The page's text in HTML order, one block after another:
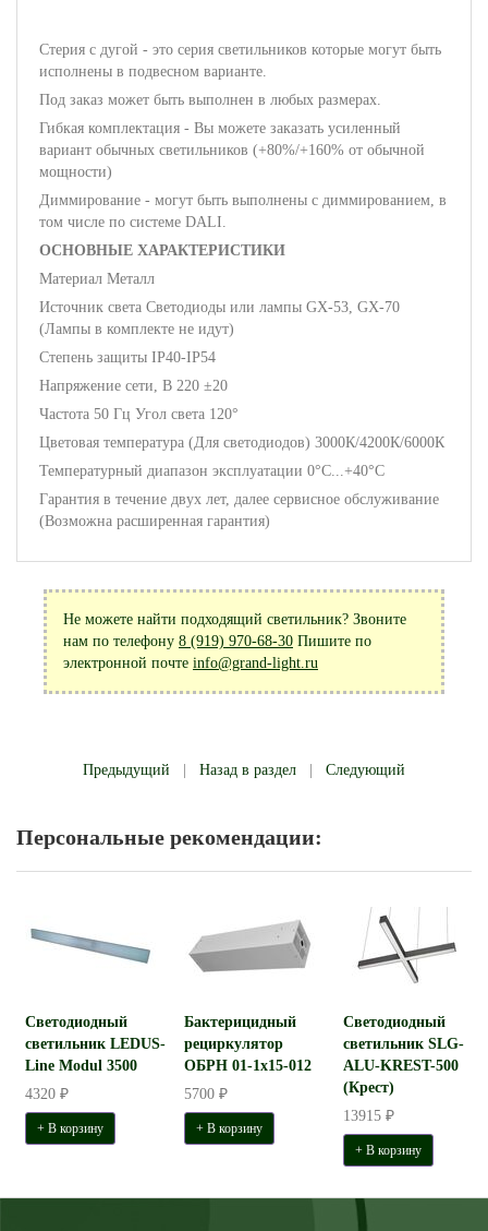
Стерия с дугой - это серия светильников которые могут быть
исполнены в подвесном варианте.
Под заказ может быть выполнен в любых размерах.
Гибкая комплектация - Вы можете заказать усиленный
вариант обычных светильников (+80%/+160% от обычной
мощности)
Диммирование - могут быть выполнены с диммированием, в
том числе по системе DALI.
ОСНОВНЫЕ ХАРАКТЕРИСТИКИ
Материал Металл
Источник света Светодиоды или лампы GX-53, GX-70
(Лампы в комплекте не идут)
Степень защиты IP40-IP54
Напряжение сети, В 220 ±20
Частота 50 Гц Угол света 120°
Цветовая температура (Для светодиодов) 3000К/4200К/6000К
Температурный диапазон эксплуатации 0°С...+40°С
Гарантия в течение двух лет, далее сервисное обслуживание
(Возможна расширенная гарантия)
Не можете найти подходящий светильник? Звоните
нам по телефону 8 (919) 970-68-30 Пишите по
электронной почте info@grand-light.ru
Предыдущий Назад в раздел Следующий
Персональные рекомендации:
Светодиодный
светильник LEDUS-
Line Modul 3500
4320 ₽
+ В корзину
Бактерицидный
рециркулятор
ОБРН 01-1x15-012
5700 ₽
+ В корзину
Светодиодный
светильник SLG-
ALU-KREST-500
(Крест)
13915 ₽
+ В корзину